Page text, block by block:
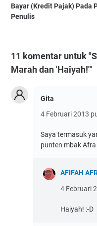
Bayar (Kredit Pajak) Pada
Penulis
11 komentar untuk
Marah dan 'Haiyah!'"
Gita
4 Februari 2013
Saya termasuk
punten mbak Afra
AFIFAH
4 Februari
Haiyah! :-D